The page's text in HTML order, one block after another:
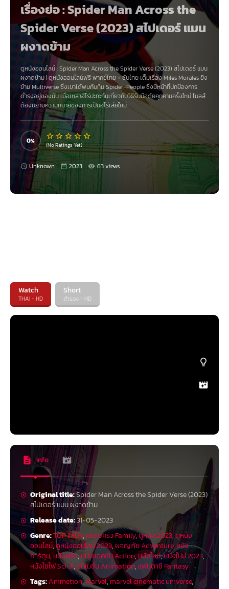
เรื่องย่อ : Spider Man Across the
Spider Verse (2023) สไปเดอร์ แมน
ผงาดข้าม
ดูหนังออนไลน์:Spider Man Across the Spider Verse (2023) สไปเดอร์ แมน
ผงาดข้าม|ดูหนังออนไลน์ฟรีพากย์ไทย + ซับไทย เต็มเรื่อง Miles Morales ยิง
ข้าม Multiverse ซึ่งเขาได้พบกับทีม Spider-People ซึ่งมีหน้าที่ปกป้องการ
ดำรงอยู่ของมัน เมื่อเหล่าฮีโร่ปะทะกันเกี่ยวกับวิธีรับมือภัยคุกคามครั้งใหม่ ไมลส์
ต้องนิยามความหมายของการเป็นฮีโร่เสียใหม่
0 (No Ratings Yet)
Unknown 2023 63 views
Watch
THAI - HD
Short
สำรอง - HD
Info
Original title:Spider Man Across the Spider Verse (2023)
สไปเดอร์ แมน ผงาดข้าม
Release date:31-05-2023
Genre:TOP IMDb, ครอบครัว Family,ดูหนัง 2023,ดูหนัง
ออนไลน์,ดูหนังออนไลน์ 2023,ผจญภัย Adventure,หนัง
การ์ตูน, หนังฝรั่ง,หนังแอคชั่น Action,หนังใหม่,หนังใหม่ 2023,
หนังไซไฟ Sci-fi,อนิเมชั่น Animation, แฟนตาซี Fantasy
Tags:Animetion,Marvel,marvel cinematic universe,